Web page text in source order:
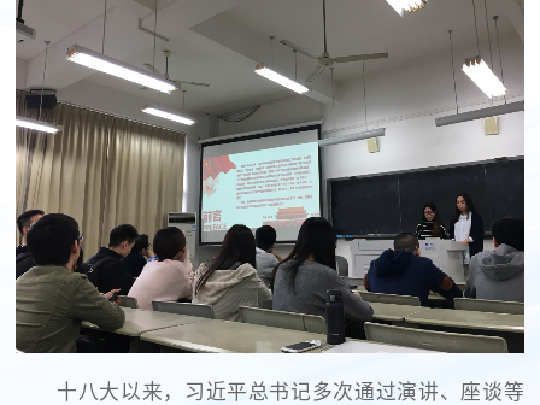
十八大以来，习近平总书记多次通过演讲、座谈等